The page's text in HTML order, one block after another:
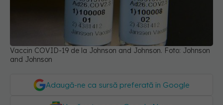
Vaccin COVID-19 de la Johnson and Johnson. Foto: Johnson
and Johnson
Adaugă-ne ca sursă preferată în Google